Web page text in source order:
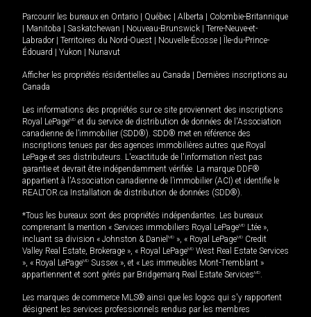
Parcourir les bureaux en Ontario Québec Alberta
Colombie-Britannique
Manitoba Saskatchewan Nouveau-Brunswick
Terre-Neuve-et-
Labrador
Territoires du Nord-Ouest Nouvelle-Écosse
Île-du-Prince-
Édouard
Yukon Nunavut
Afficher les propriétés résidentielles au Canada
Dernières inscriptions au
Canada
Les informations des propriétés sur ce site proviennent des inscriptions
Royal LePageMD et du service de distribution de données de l'Association
canadienne de l’immobilier (SDD®). SDD® met en référence des
inscriptions tenues par des agences immobilières autres que Royal
LePage et ses distributeurs. L'exactitude de l'information n'est pas
garantie et devrait être indépendamment vérifiée. La marque DDF®
appartient à l'Association canadienne de l’immobilier (ACI) et identifie le
REALTOR.ca Installation de distribution de données (SDD®).
*Tous les bureaux sont des propriétés indépendantes. Les bureaux
comprenant la mention « Services immobiliers Royal LePageMD Ltée »,
incluant sa division « Johnston & Daniel MD », « Royal LePageMD Credit
Valley Real Estate, Brokerage », « Royal LePageMD West Real Estate Services
», « Royal LePageMD Sussex », et « Les immeubles Mont-Tremblant »
appartiennent et sont gérés par Bridgemarq Real Estate ServicesMD.
Les marques de commerce MLS® ainsi que les logos qui s'y rapportent
désignent les services professionnels rendus par les membres